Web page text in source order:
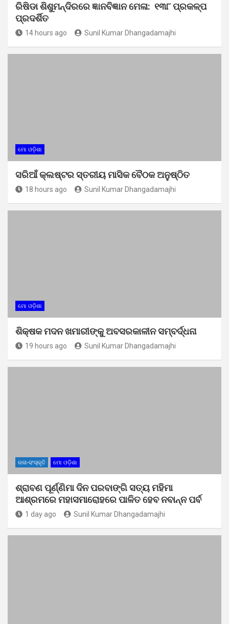
ରିଷିଡା ଶିଶୁମନ୍ଦିରରେ ଜ୍ଞାନବିଜ୍ଞାନ ମେଳା: ୧୩୮ ପ୍ରକଳ୍ପ
ପ୍ରଦର୍ଶିତ
14 hours ago Sunil Kumar Dhangadamajhi
ମୋ ଓଡ଼ିଶା
ସରିଆଁ କ୍ଲଷ୍ଟର ସ୍ତରୀୟ ମାସିକ ବୈଠକ ଅନୁଷ୍ଠିତ
18 hours ago Sunil Kumar Dhangadamajhi
ମୋ ଓଡ଼ିଶା
ଶିକ୍ଷକ ମଦନ ଖମାରୀଙ୍କୁ ଅବସରକାଳୀନ ସମ୍ବର୍ଦ୍ଧନା
19 hours ago Sunil Kumar Dhangadamajhi
କଳା-ସଂସ୍କୃତି ମୋ ଓଡ଼ିଶା
ଶ୍ରାବଣ ପୂର୍ଣ୍ଣିମା ଦିନ ପରବାଙ୍ଗି ସତ୍ୟ ମହିମା
ଆଶ୍ରମରେ ମହାସମାରୋହରେ ପାଳିତ ହେବ ନବାନ୍ନ ପର୍ବ
1 day ago Sunil Kumar Dhangadamajhi